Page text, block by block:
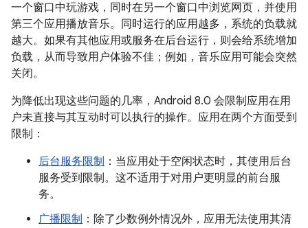
一个窗口中玩游戏，同时在另一个窗口中浏览网页，并使用
第三个应用播放音乐。同时运行的应用越多，系统的负载就
越大。如果有其他应用或服务在后台运行，则会给系统增加
负载，从而导致用户体验不佳；例如，音乐应用可能会突然
关闭。
为降低出现这些问题的几率，Android 8.0 会限制应用在用
户未直接与其互动时可以执行的操作。应用在两个方面受到
限制：
后台服务限制 ：当应用处于空闲状态时，其使用后台
服务受到限制。这不适用于对用户更明显的前台服
务。
广播限制 ：除了少数例外情况外，应用无法使用其清